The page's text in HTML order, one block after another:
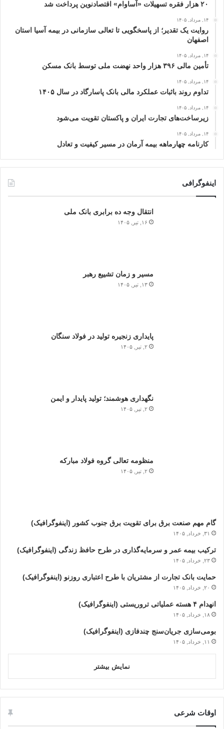
۲۰ هزار فقره تسهیلات «آساوام» اقتصادنوین پرداخت شد
۱۴, مرداد, ۱۴۰۵
روایت یک تقدیر؛ از پاسخگویی تا تعالی سازمانی در بیمه آسیا استان
اصفهان
۱۴, مرداد, ۱۴۰۵
تأمین مالی ۳۹۶ هزار واحد نهضت ملی توسط بانک مسکن
۱۴, مرداد, ۱۴۰۵
تداوم روند باثبات عملکرد مالی بانک پاسارگاد در سال ۱۴۰۵
۱۴, مرداد, ۱۴۰۵
زیرساخت‌های تجارت ایران و پاکستان تقویت می‌شود
۱۴, مرداد, ۱۴۰۵
کارنامه چهارماهه بیمه آرمان در مسیر کیفیت و تعادل
اینفوگرافی
انتقال وجه ده برابری بانک ملی
۱۶, تیر, ۱۴۰۵
مسیر و زمان تشییع رهبر
۱۳, تیر, ۱۴۰۵
پایداری زنجیره تولید در فولاد سنگان
۲, تیر, ۱۴۰۵
نگهداری هوشمند؛ تولید پایدار و ایمن
۲, تیر, ۱۴۰۵
منظومه تعالی گروه فولاد مبارکه
۲, تیر, ۱۴۰۵
گام مهم صنعت برق برای تقویت برق جنوب کشور (اینفوگرافیک)
۳۱, خرداد, ۱۴۰۵
ترکیب بیمه عمر و سرمایه‌گذاری در طرح حافظ زندگی (اینفوگرافیک)
۲۳, خرداد, ۱۴۰۵
حمایت بانک تجارت از مشتریان با طرح اعتباری روزنو (اینفوگرافیک)
۲۰, خرداد, ۱۴۰۵
انهدام ۴ هسته عملیاتی تروریستی (اینفوگرافیک)
۱۸, خرداد, ۱۴۰۵
بومی‌سازی جریان‌سنج چندفازی (اینفوگرافیک)
۱۱, خرداد, ۱۴۰۵
نمایش بیشتر
اوقات شرعی